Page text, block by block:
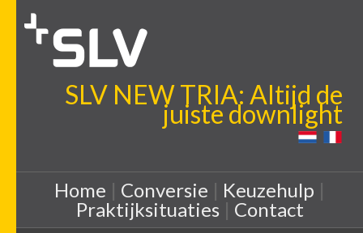
SLV NEW TRIA: Altijd de
juiste downlight
Home | Conversie | Keuzehulp |
Praktijksituaties| Contact